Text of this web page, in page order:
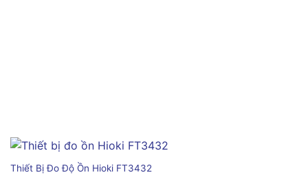
Thiết Bị Đo Độ Ồn Hioki FT3432